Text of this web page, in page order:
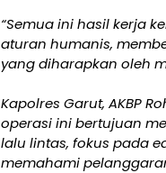
“Semua ini hasil kerja
aturan humanis,
yang diharapkan oleh
Kapolres Garut, AKBP
operasi ini bertujuan
lalu lintas, fokus pada
memahami